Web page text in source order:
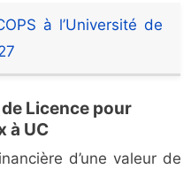
à l’Université de
Licence pour
à UC
d’une valeur de